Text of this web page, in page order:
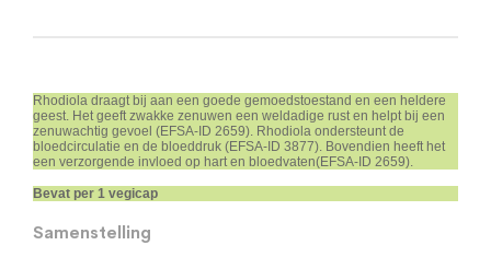
Rhodiola draagt bij aan een goede gemoedstoestand en een heldere
geest. Het geeft zwakke zenuwen een weldadige rust en helpt bij een
zenuwachtig gevoel (EFSA-ID 2659). Rhodiola ondersteunt de
bloedcirculatie en de bloeddruk (EFSA-ID 3877). Bovendien heeft het
een verzorgende invloed op hart en bloedvaten(EFSA-ID 2659).
Bevat per 1 vegicap
Samenstelling